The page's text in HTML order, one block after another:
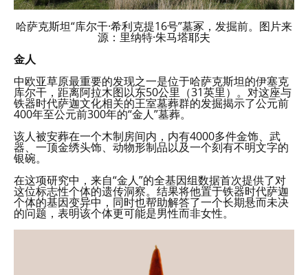
哈萨克斯坦“库尔干·希利克提16号”墓冢，发掘前。图片来
源：里纳特·朱马塔耶夫
金人
中欧亚草原最重要的发现之一是位于哈萨克斯坦的伊塞克
库尔干，距离阿拉木图以东50公里（31英里）。对这座与
铁器时代萨迦文化相关的王室墓葬群的发掘揭示了公元前
400年至公元前300年的“金人”墓葬。
该人被安葬在一个木制房间内，内有4000多件金饰、武
器、一顶金绣头饰、动物形制品以及一个刻有不明文字的
银碗。
在这项研究中，来自“金人”的全基因组数据首次提供了对
这位标志性个体的遗传洞察。结果将他置于铁器时代萨迦
个体的基因变异中，同时也帮助解答了一个长期悬而未决
的问题，表明该个体更可能是男性而非女性。